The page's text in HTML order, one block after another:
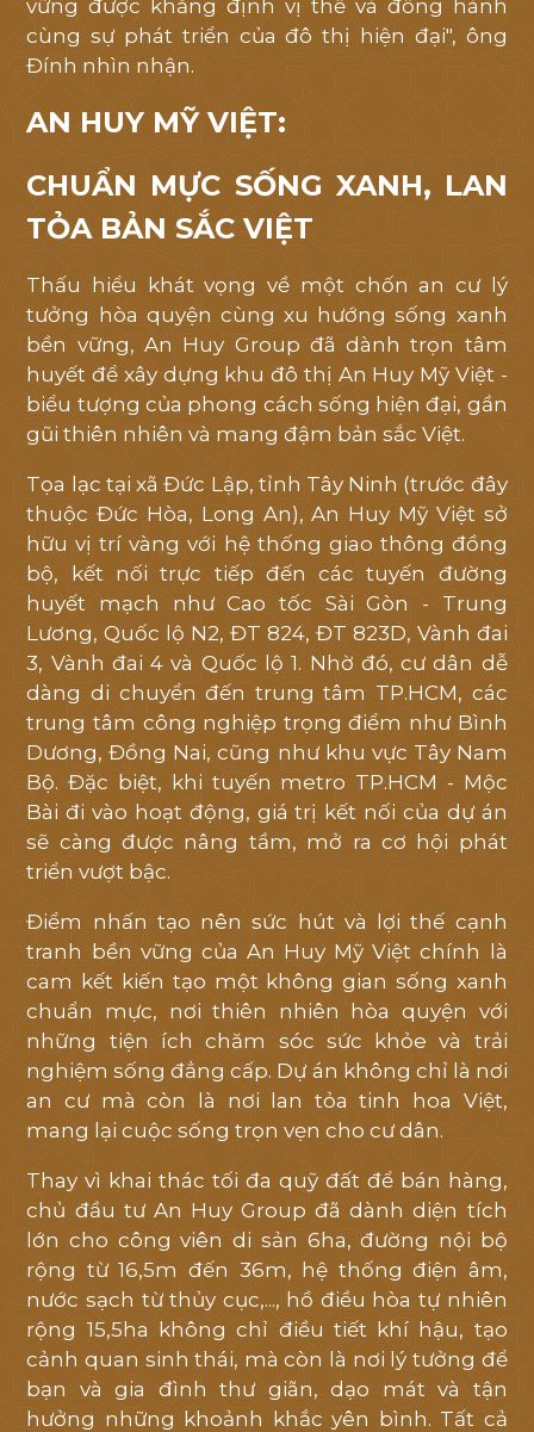
vững được khẳng định vị thế và đồng hành
cùng sự phát triển của đô thị hiện đại", ông
Đính nhìn nhận.
AN HUY MỸ VIỆT:
CHUẨN MỰC SỐNG XANH, LAN
TỎA BẢN SẮC VIỆT
Thấu hiểu khát vọng về một chốn an cư lý
tưởng hòa quyện cùng xu hướng sống xanh
bền vững, An Huy Group đã dành trọn tâm
huyết để xây dựng khu đô thị An Huy Mỹ Việt -
biểu tượng của phong cách sống hiện đại, gần
gũi thiên nhiên và mang đậm bản sắc Việt.
Tọa lạc tại xã Đức Lập, tỉnh Tây Ninh (trước đây
thuộc Đức Hòa, Long An), An Huy Mỹ Việt sở
hữu vị trí vàng với hệ thống giao thông đồng
bộ, kết nối trực tiếp đến các tuyến đường
huyết mạch như Cao tốc Sài Gòn - Trung
Lương, Quốc lộ N2, ĐT 824, ĐT 823D, Vành đai
3, Vành đai 4 và Quốc lộ 1. Nhờ đó, cư dân dễ
dàng di chuyển đến trung tâm TP.HCM, các
trung tâm công nghiệp trọng điểm như Bình
Dương, Đồng Nai, cũng như khu vực Tây Nam
Bộ. Đặc biệt, khi tuyến metro TP.HCM - Mộc
Bài đi vào hoạt động, giá trị kết nối của dự án
sẽ càng được nâng tầm, mở ra cơ hội phát
triển vượt bậc.
Điểm nhấn tạo nên sức hút và lợi thế cạnh
tranh bền vững của An Huy Mỹ Việt chính là
cam kết kiến tạo một không gian sống xanh
chuẩn mực, nơi thiên nhiên hòa quyện với
những tiện ích chăm sóc sức khỏe và trải
nghiệm sống đẳng cấp. Dự án không chỉ là nơi
an cư mà còn là nơi lan tỏa tinh hoa Việt,
mang lại cuộc sống trọn vẹn cho cư dân.
Thay vì khai thác tối đa quỹ đất để bán hàng,
chủ đầu tư An Huy Group đã dành diện tích
lớn cho công viên di sản 6ha, đường nội bộ
rộng từ 16,5m đến 36m, hệ thống điện âm,
nước sạch từ thủy cục,..., hồ điều hòa tự nhiên
rộng 15,5ha không chỉ điều tiết khí hậu, tạo
cảnh quan sinh thái, mà còn là nơi lý tưởng để
bạn và gia đình thư giãn, dạo mát và tận
hưởng những khoảnh khắc yên bình. Tất cả